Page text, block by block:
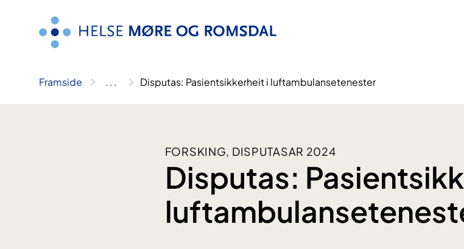
Framside .. . Disputas: Pasientsikkerheit i luftambulansetenester
FORSKING, DISPUTASAR 2024
Disputas: